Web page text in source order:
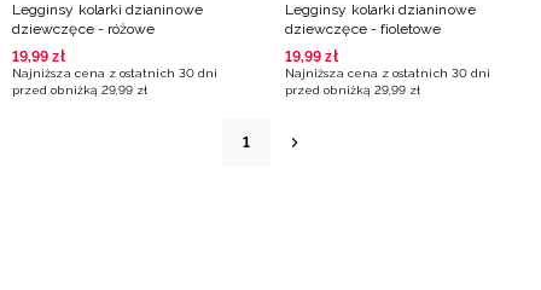
Legginsy kolarki dzianinowe
dziewczęce - różowe
19,99 zł
Najniższa cena z ostatnich 30 dni
przed obniżką 29,99 zł
Legginsy kolarki dzianinowe
dziewczęce - fioletowe
19,99 zł
Najniższa cena z ostatnich 30 dni
przed obniżką 29,99 zł
1